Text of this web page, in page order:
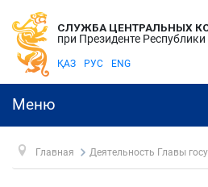
СЛУЖБА ЦЕНТРАЛЬНЫХ
при Президенте Республики
ҚАЗ РУС ENG
Меню
Главная Деятельность Главы